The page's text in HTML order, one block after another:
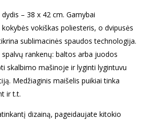
– 38 x 42 cm. Gamybai
vokiškas poliesteris, o dvipusės
sublimacinės spaudos technologija.
rankenų: baltos arba juodos
skalbimo mašinoje ir lyginti lygintuvu
Medžiaginis maišelis puikiai tinka
ir t.t.
dizainą, pageidaujate kitokio